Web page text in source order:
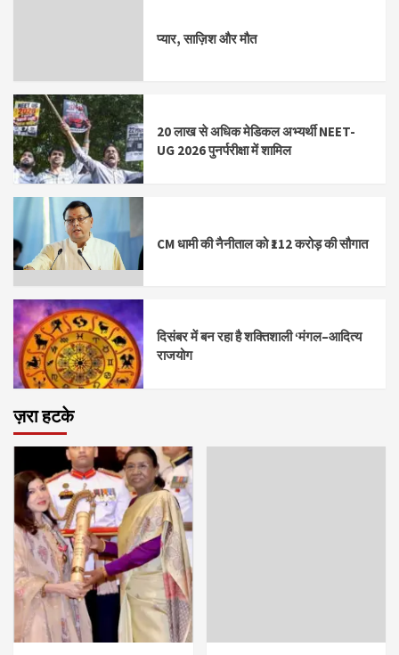
प्यार, साज़िश और मौत
20 लाख से अधिक मेडिकल अभ्यर्थी NEET-
UG 2026 पुनर्परीक्षा में शामिल
CM धामी की नैनीताल को ₹112 करोड़ की सौगात
दिसंबर में बन रहा है शक्तिशाली ‘मंगल–आदित्य
राजयोग
ज़रा हटके